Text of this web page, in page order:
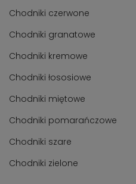
Chodniki czerwone
Chodniki granatowe
Chodniki kremowe
Chodniki łososiowe
Chodniki miętowe
Chodniki pomarańczowe
Chodniki szare
Chodniki zielone